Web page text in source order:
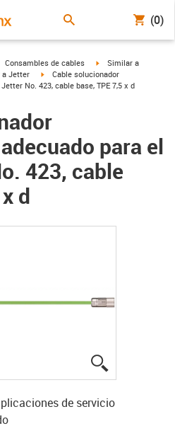
(0)
icon-arrow-right
Consambles de cables igus-icon-arrow-right
Similar a
right
Jetter igus-icon-arrow-right
Cable solucionador
No. 423, cable base, TPE 7,5 x d
para el
423, cable
d
de servicio